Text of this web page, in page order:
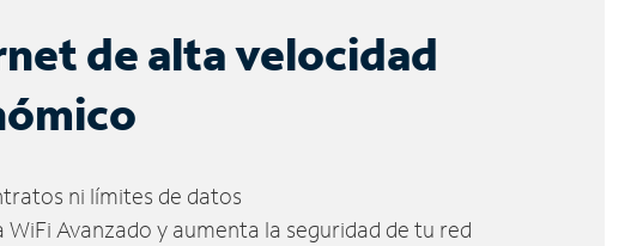
de alta velocidad
ni límites de datos
WiFi Avanzado y aumenta la seguridad de tu red